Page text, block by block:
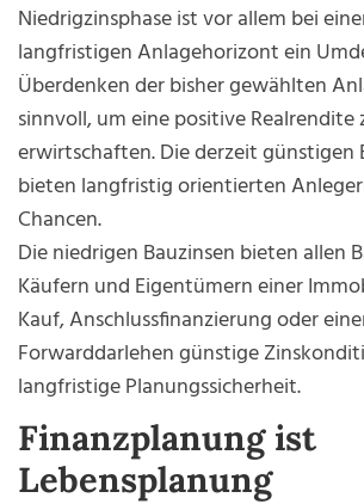
Niedrigzinsphase ist vor allem bei
langfristigen Anlagehorizont ein
Überdenken der bisher gewählten
sinnvoll, um eine positive Realrendite
erwirtschaften. Die derzeit günstigen
bieten langfristig orientierten
Chancen.
Die niedrigen Bauzinsen bieten allen
Käufern und Eigentümern einer
Kauf, Anschlussfinanzierung oder
Forwarddarlehen günstige
langfristige Planungssicherheit.
Finanzplanung ist
Lebensplanung